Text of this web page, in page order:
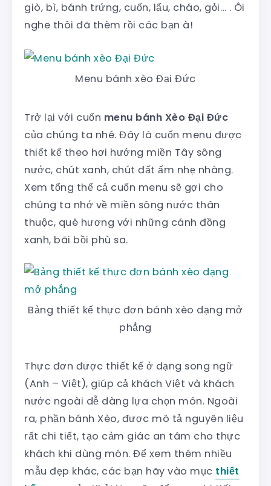
giò, bì, bánh trứng, cuốn, lẩu, cháo, gỏi… . Ôi
nghe thôi đã thèm rồi các bạn à!
Menu bánh xèo Đại Đức
Trở lại với cuốn menu bánh Xèo Đại Đức
của chúng ta nhé. Đây là cuốn menu được
thiết kế theo hơi hướng miền Tây sông
nước, chút xanh, chút đất ấm nhẹ nhàng.
Xem tổng thể cả cuốn menu sẽ gợi cho
chúng ta nhớ về miền sông nước thân
thuộc, quê hương với những cánh đồng
xanh, bãi bồi phù sa.
Bảng thiết kế thực đơn bánh xèo dạng mở
phẳng
Thực đơn được thiết kế ở dạng song ngữ
(Anh – Việt), giúp cả khách Việt và khách
nước ngoài dễ dàng lựa chọn món. Ngoài
ra, phần bánh Xèo, được mô tả nguyên liệu
rất chi tiết, tạo cảm giác an tâm cho thực
khách khi dùng món. Để xem thêm nhiều
mẫu đẹp khác, các bạn hãy vào mục thiết